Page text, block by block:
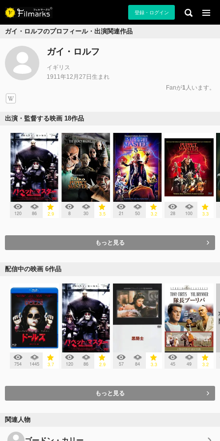
登録・ログイン
ガイ・ロルフのプロフィール・出演関連作品
ガイ・ロルフ
イギリス
1911年12月27日生まれ
Fanが1人います。
出演・監督する映画 18作品
120 86 2.9 8 30 3.5 21 50 3.2 28 100 3.3
もっと見る
配信中の映画 6作品
754 1445 3.7 120 86 2.9 57 84 3.3 45 49 3.2
もっと見る
関連人物